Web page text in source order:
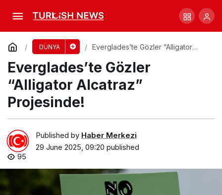
DÜNYA
Everglades’te Gözler “Alligator
Everglades’te Gözler
“Alligator Alcatraz”
Projesinde!
Published by Haber Merkezi
29 June 2025, 09:20 published
95
İsrail Saldırısında Aileler Yastayken
Hayatlarını Kaybetti
Comment Share